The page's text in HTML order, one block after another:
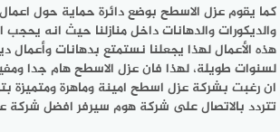
كما يقوم عزل الاسطح بوضع دائرة حماية حول
والديكورات والدهانات داخل منازلنا حيث انه
هذه الأعمال لهذا يجعلنا نستمتع بدهانات وأعمال
لسنوات طويلة، لهذا فان عزل الاسطح هام جدا
ان رغبت بشركة عزل اسطح امينة وماهرة ومتميزة
تتردد بالاتصال على شركة هوم سيرفر افضل شركة